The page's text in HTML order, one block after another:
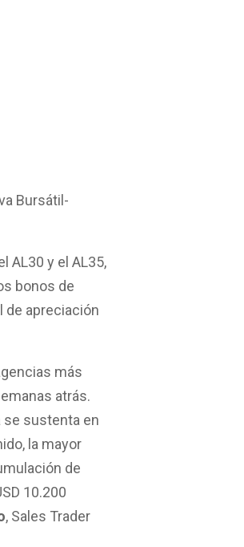
Bursátil-
AL30 y el AL35,
bonos de
de apreciación
más
atrás.
se sustenta en
la mayor
de
10.200
, Sales Trader